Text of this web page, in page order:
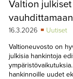
TAPAHTUMAT
YHTEYSTIEDOT
Valtion
16.3.2026
Uutiset
Valtioneuvosto on
julkisia hankintoja
hankinnoille uudet